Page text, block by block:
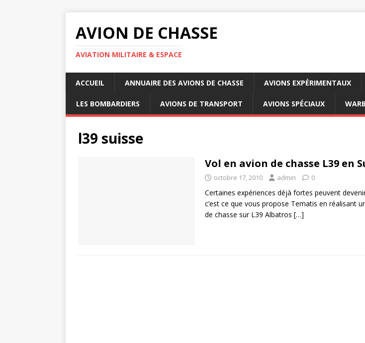
AVION DE CHASSE
AVIATION MILITAIRE & ESPACE
ACCUEIL ANNUAIRE DES AVIONS DE CHASSE AVIONS EXPÉRIMENTAUX
LES BOMBARDIERS AVIONS DE TRANSPORT AVIONS SPÉCIAUX
l39 suisse
Vol en avion de chasse L39 en
octobre 17, 2010 admin 0
Certaines expériences déjà fortes peuvent
c’est ce que vous propose Tematis en réalisant
de chasse sur L39 Albatros […]